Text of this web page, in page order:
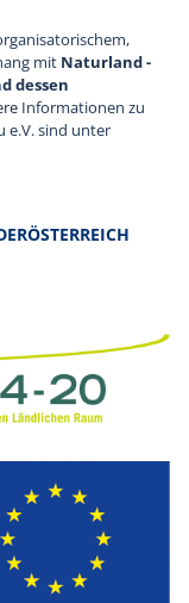
mit Naturland -
dessen
Informationen zu
e.V. sind unter